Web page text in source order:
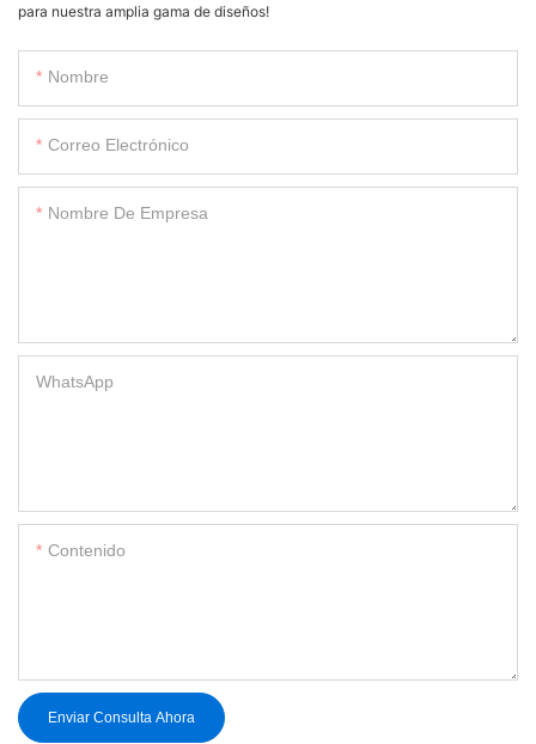
para nuestra amplia gama de diseños!
Nombre
Correo Electrónico
Nombre De Empresa
WhatsApp
Contenido
Enviar Consulta Ahora